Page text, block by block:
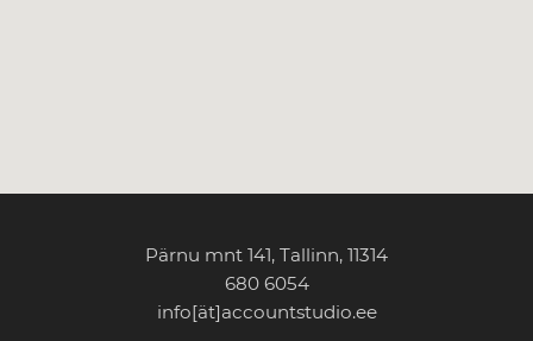
Pärnu mnt 141, Tallinn, 11314
680 6054
info[ät]accountstudio.ee